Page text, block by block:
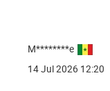
M********e
14 Jul 2026 12:20